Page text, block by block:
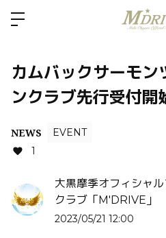
カムバックサーモ
ンクラブ先行受付開
NEWS
EVENT
1
大黒摩季オフィシャ
クラブ「M'DRIVE」
2023/05/21 12:00